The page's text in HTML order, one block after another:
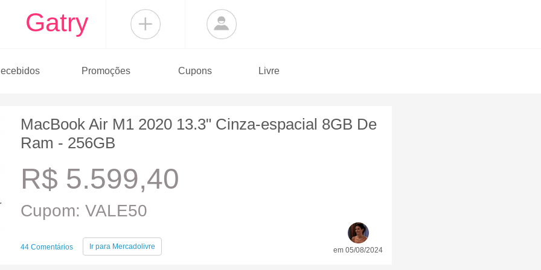
Gatry
Promoções Cupons Livre
MacBook Air M1 2020 13.3" Cinza-espacial 8GB De
Ram - 256GB
R$ 5.599,40
Cupom: VALE50
44 Comentários Ir para Mercadolivre em 05/08/2024